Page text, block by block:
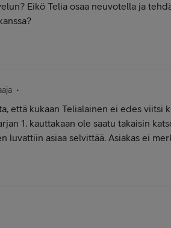
Eikö Telia osaa neuvotella ja
että kukaan Telialainen ei edes viitsi
1. kauttakaan ole saatu takaisin
luvattiin asiaa selvittää. Asiakas ei